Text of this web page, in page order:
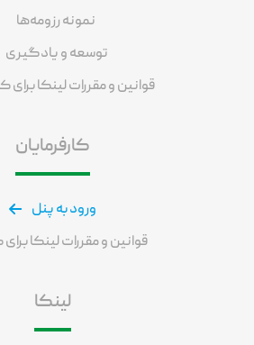
نمونه رزومه‌ها
توسعه و یادگیری
قوانین و مقررات لینکا برای
کارفرمایان
ورود به پنل
قوانین و مقررات لینکا برای
لینکا